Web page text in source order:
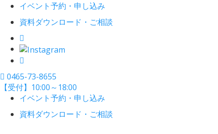
イベント予約・申し込み
資料ダウンロード・ご相談
0465-73-8655
【受付】10:00～18:00
イベント予約・申し込み
資料ダウンロード・ご相談